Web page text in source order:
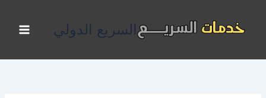
المحتوى
السريع الدولي